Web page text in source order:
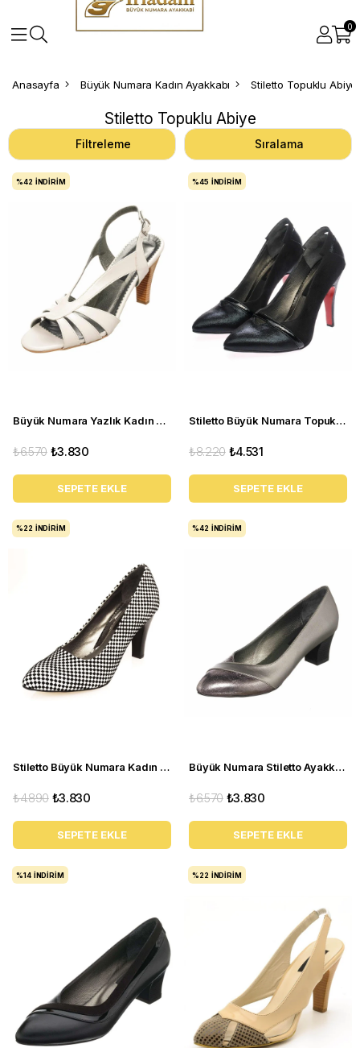
0
Anasayfa Büyük Numara Kadın Ayakkabı Stiletto Topuklu Abiye
Stiletto Topuklu Abiye
Filtreleme Sıralama
Büyük Numara Yazlık Kadın Stiletto DRL3042 Beyaz
₺3.830
₺6.570
SEPETE EKLE
%42 İNDIRIM
Stiletto Büyük Numara Topuklu Abiye Kadın Ayakkabı 190333 Siyah
₺4.531
₺8.220
SEPETE EKLE
%45 İNDIRIM
Stiletto Büyük Numara Kadın Topuklu Ayakkabı 1071 Sb
₺3.830
₺4.890
SEPETE EKLE
%22 İNDIRIM
Büyük Numara Stiletto Ayakkabı KDR1717 Bronz
₺3.830
₺6.570
SEPETE EKLE
%42 İNDIRIM
%14 İNDIRIM %22 İNDIRIM